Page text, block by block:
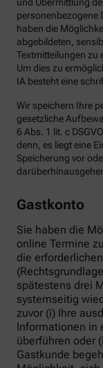
und Übermittlung
personenbezogene
haben die
abgebildeten,
Textmitteilungen zu
Um dies zu
IA besteht eine
Wir speichern Ihre
gesetzliche
6 Abs. 1 lit. c
denn, es liegt eine
Speicherung vor
Gastkonto
Sie haben die
online Termine
die
spätestens drei
systemseitig
zuvor (i) Ihre
Informationen in
überführen oder
Gastkunde